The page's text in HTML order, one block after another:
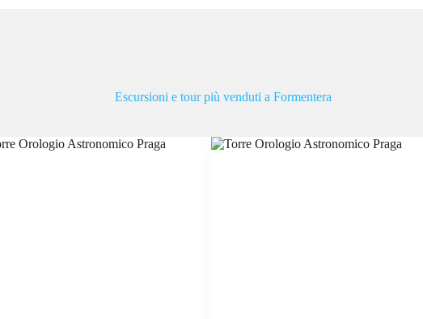
Escursioni e tour più venduti a Formentera